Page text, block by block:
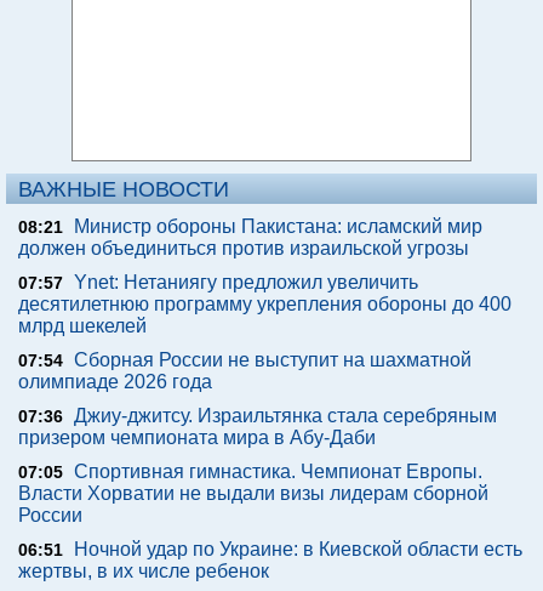
ВАЖНЫЕ НОВОСТИ
08:21
Министр обороны Пакистана: исламский мир
должен объединиться против израильской угрозы
07:57 Ynet: Нетаниягу предложил увеличить
десятилетнюю программу укрепления обороны до 400
млрд шекелей
07:54 Сборная России не выступит на шахматной
олимпиаде 2026 года
07:36 Джиу-джитсу. Израильтянка стала серебряным
призером чемпионата мира в Абу-Даби
07:05 Спортивная гимнастика. Чемпионат Европы.
Власти Хорватии не выдали визы лидерам сборной
России
06:51
Ночной удар по Украине: в Киевской области есть
жертвы, в их числе ребенок